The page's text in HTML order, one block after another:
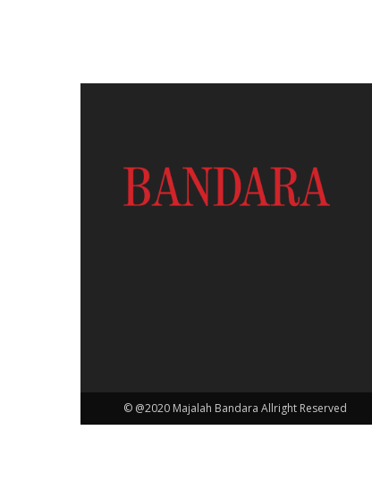
© @2020 Majalah Bandara Allright Reserved